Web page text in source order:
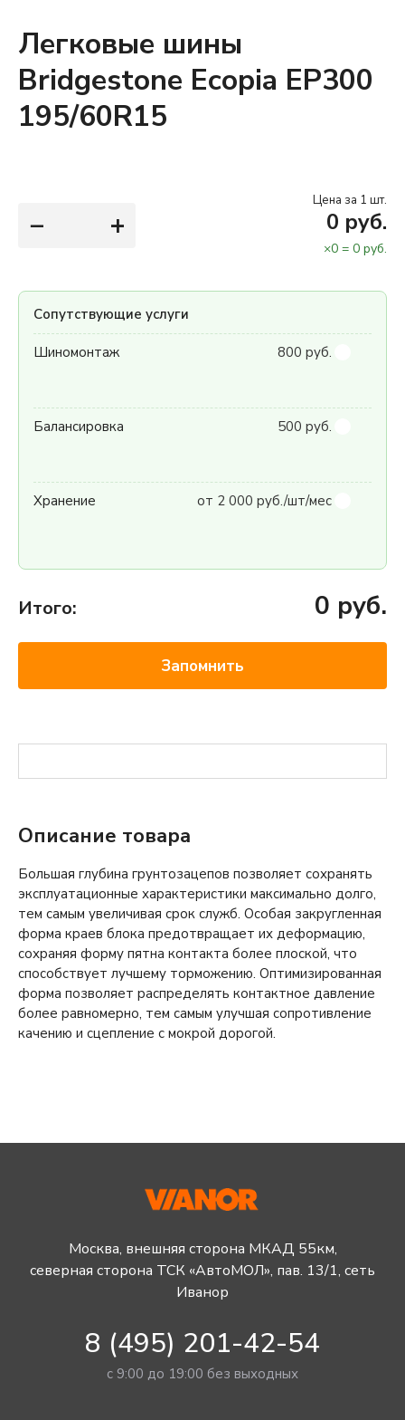
Легковые шины
Bridgestone Ecopia EP300
195/60R15
− +
Цена за 1 шт.
0 руб.
×0 = 0 руб.
Сопутствующие услуги
Шиномонтаж 800 руб.
Балансировка 500 руб.
Хранение от 2 000 руб./шт/мес
Итого: 0 руб.
Запомнить
Описание товара
Большая глубина грунтозацепов позволяет сохранять
эксплуатационные характеристики максимально долго,
тем самым увеличивая срок служб. Особая закругленная
форма краев блока предотвращает их деформацию,
сохраняя форму пятна контакта более плоской, что
способствует лучшему торможению. Оптимизированная
форма позволяет распределять контактное давление
более равномерно, тем самым улучшая сопротивление
качению и сцепление с мокрой дорогой.
Москва, внешняя сторона МКАД 55км,
северная сторона ТСК «АвтоМОЛ», пав. 13/1, сеть
Иванор
8 (495) 201-42-54
с 9:00 до 19:00 без выходных